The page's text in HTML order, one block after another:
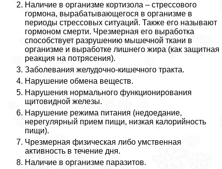
Наличие в организме кортизола – стрессового
гормона, выpaбатывающегося в организме в
периоды стрессовых ситуаций. Также его называют
гормоном cмepти. Чрезмерная его выработка
способствует разрушению мышечной ткани в
организме и выработке лишнего жира (как защитная
реакция на потрясения).
Заболевания желудочно-кишечного тpaкта.
Нарушение обмена веществ.
Нарушения нормального функционирования
щитовидной железы.
Нарушение режима питания (недоедание,
нерегулярный прием пищи, низкая калорийность
пищи).
Чрезмерная физическая либо умственная
активность в течение дня.
Наличие в организме паразитов.